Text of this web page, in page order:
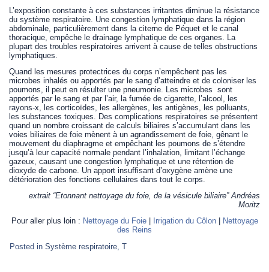
L’exposition constante à ces substances irritantes diminue la résistance
du système respiratoire. Une congestion lymphatique dans la région
abdominale, particulièrement dans la citerne de Péquet et le canal
thoracique, empêche le drainage lymphatique de ces organes. La
plupart des troubles respiratoires arrivent à cause de telles obstructions
lymphatiques.
Quand les mesures protectrices du corps n’empêchent pas les
microbes inhalés ou apportés par le sang d’atteindre et de coloniser les
poumons, il peut en résulter une pneumonie. Les microbes sont
apportés par le sang et par l’air, la fumée de cigarette, l’alcool, les
rayons-x, les corticoïdes, les allergènes, les antigènes, les polluants,
les substances toxiques. Des complications respiratoires se présentent
quand un nombre croissant de calculs biliaires s’accumulant dans les
voies biliaires de foie mènent à un agrandissement de foie, gênant le
mouvement du diaphragme et empêchant les poumons de s’étendre
jusqu’à leur capacité normale pendant l’inhalation, limitant l’échange
gazeux, causant une congestion lymphatique et une rétention de
dioxyde de carbone. Un apport insuffisant d’oxygène amène une
détérioration des fonctions cellulaires dans tout le corps.
extrait “Etonnant nettoyage du foie, de la vésicule biliaire” Andréas
Moritz
Pour aller plus loin : Nettoyage du Foie| Irrigation du Côlon|
Nettoyage
des Reins
Posted in Système respiratoire,T